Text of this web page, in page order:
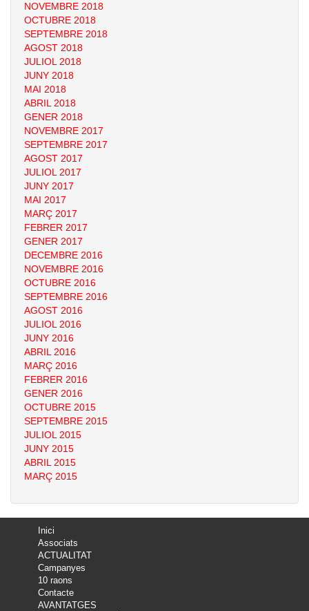
NOVEMBRE 2018
OCTUBRE 2018
SEPTEMBRE 2018
AGOST 2018
JULIOL 2018
JUNY 2018
MAI 2018
ABRIL 2018
GENER 2018
NOVEMBRE 2017
SEPTEMBRE 2017
AGOST 2017
JULIOL 2017
JUNY 2017
MAI 2017
MARÇ 2017
FEBRER 2017
GENER 2017
DECEMBRE 2016
NOVEMBRE 2016
OCTUBRE 2016
SEPTEMBRE 2016
AGOST 2016
JULIOL 2016
JUNY 2016
ABRIL 2016
MARÇ 2016
FEBRER 2016
GENER 2016
OCTUBRE 2015
SEPTEMBRE 2015
JULIOL 2015
JUNY 2015
ABRIL 2015
MARÇ 2015
Inici
Associats
ACTUALITAT
Campanyes
10 raons
Contacte
AVANTATGES